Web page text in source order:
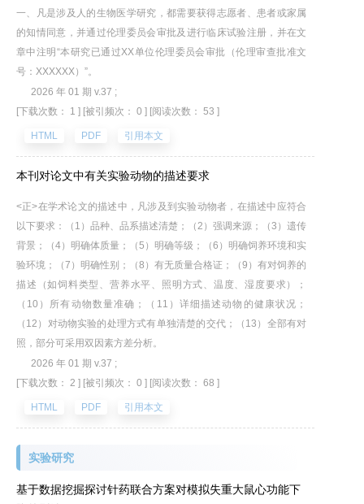
一、凡是涉及人的生物医学研究，都需要获得志愿者、患者或家属
的知情同意，并通过伦理委员会审批及进行临床试验注册，并在文
章中注明“本研究已通过XX单位伦理委员会审批（伦理审查批准文
号：XXXXXX）”。
2026 年 01 期 v.37 ;
[下载次数： 1 ] [被引频次： 0 ] [阅读次数： 53 ]
HTML PDF 引用本文
本刊对论文中有关实验动物的描述要求
<正>在学术论文的描述中，凡涉及到实验动物者，在描述中应符合
以下要求：（1）品种、品系描述清楚；（2）强调来源；（3）遗传
背景；（4）明确体质量；（5）明确等级；（6）明确饲养环境和实
验环境；（7）明确性别；（8）有无质量合格证；（9）有对饲养的
描述（如饲料类型、营养水平、照明方式、温度、湿度要求）；
（10）所有动物数量准确；（11）详细描述动物的健康状况；
（12）对动物实验的处理方式有单独清楚的交代；（13）全部有对
照，部分可采用双因素方差分析。
2026 年 01 期 v.37 ;
[下载次数： 2 ] [被引频次： 0 ] [阅读次数： 68 ]
HTML PDF 引用本文
实验研究
基于数据挖掘探讨针药联合方案对模拟失重大鼠心功能下